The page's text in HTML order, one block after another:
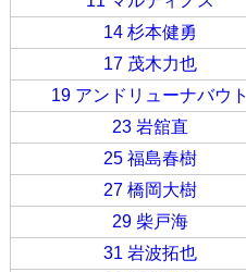
14 杉本健勇
17 茂木力也
19 アンドリューナバウト
23 岩舘直
25 福島春樹
27 橋岡大樹
29 柴戸海
31 岩波拓也